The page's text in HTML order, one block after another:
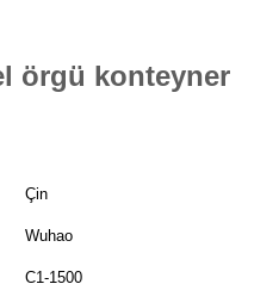
örgü konteyner
Çin
Wuhao
C1-1500